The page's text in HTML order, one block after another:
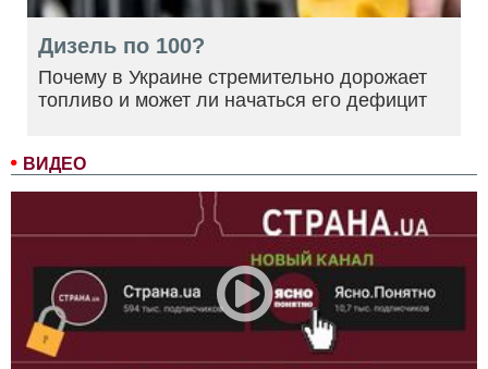
ВИДЕО
Дизель по 100?
Почему в Украине стремительно дорожает
топливо и может ли начаться его дефицит